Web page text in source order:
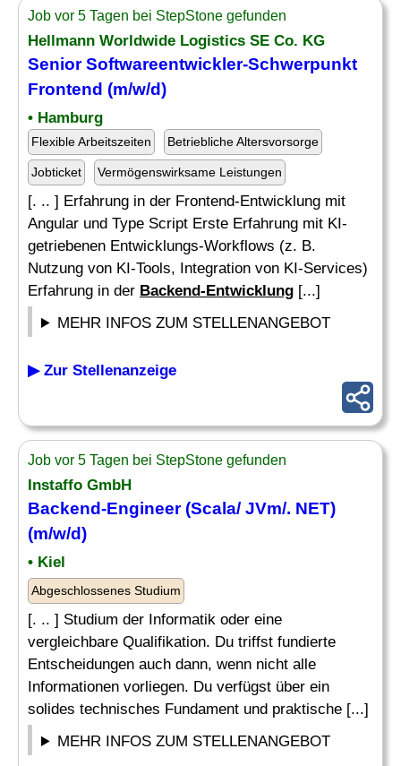
Job vor 5 Tagen bei StepStone gefunden
Hellmann Worldwide Logistics SE Co. KG
Senior Softwareentwickler-Schwerpunkt
Frontend (m/w/d)
• Hamburg
Flexible Arbeitszeiten Betriebliche Altersvorsorge
Jobticket Vermögenswirksame Leistungen
[. .. ] Erfahrung in der Frontend-Entwicklung mit
Angular und Type Script Erste Erfahrung mit KI-
getriebenen Entwicklungs-Workflows (z. B.
Nutzung von KI-Tools, Integration von KI-Services)
Erfahrung in der Backend-Entwicklung [...]
MEHR INFOS ZUM STELLENANGEBOT
▶ Zur Stellenanzeige
Job vor 5 Tagen bei StepStone gefunden
Instaffo GmbH
Backend-Engineer (Scala/ JVm/. NET)
(m/w/d)
• Kiel
Abgeschlossenes Studium
[. .. ] Studium der Informatik oder eine
vergleichbare Qualifikation. Du triffst fundierte
Entscheidungen auch dann, wenn nicht alle
Informationen vorliegen. Du verfügst über ein
solides technisches Fundament und praktische [...]
MEHR INFOS ZUM STELLENANGEBOT